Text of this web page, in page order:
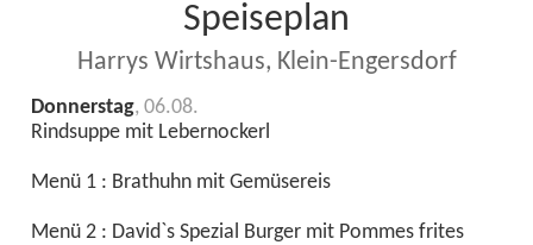
Speiseplan
Harrys Wirtshaus, Klein-Engersdorf
Donnerstag, 06.08.
Rindsuppe mit Lebernockerl
Menü 1 : Brathuhn mit Gemüsereis
Menü 2 : David`s Spezial Burger mit Pommes frites